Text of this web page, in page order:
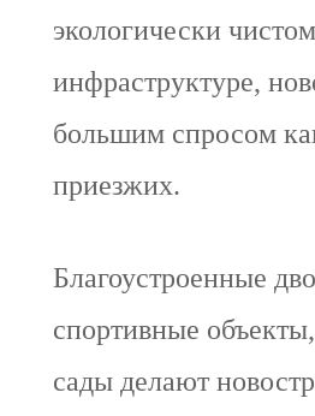
экологически
инфраструктуре,
большим спросом
приезжих.
Благоустроенные
спортивные
сады делают